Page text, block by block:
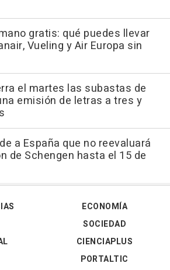
gratis: qué puedes llevar
Vueling y Air Europa sin
el martes las subastas de
emisión de letras a tres y
a España que no reevaluará
de Schengen hasta el 15 de
ECONOMÍA
SOCIEDAD
CIENCIAPLUS
PORTALTIC